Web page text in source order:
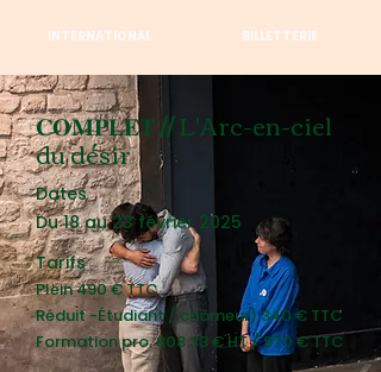
INTERNATIONAL BILLETTERIE
𝐂𝐎𝐌𝐏𝐋𝐄𝐓 // L'Arc-en-ciel
du désir
Dates
Du 18 au 23 février 2025
Tarifs
Plein 490 € TTC
Réduit -Étudiant / chômeur) 340 € TTC
Formation pro. 808.33 € HT / 970 € TTC